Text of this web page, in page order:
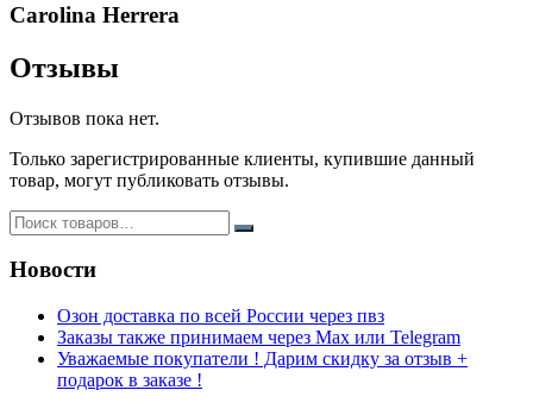
Carolina Herrera
Отзывы
Отзывов пока нет.
Только зарегистрированные клиенты, купившие данный
товар, могут публиковать отзывы.
Новости
Озон доставка по всей России через пвз
Заказы также принимаем через Max или Telegram
Уважаемые покупатели ! Дарим скидку за отзыв +
подарок в заказе !